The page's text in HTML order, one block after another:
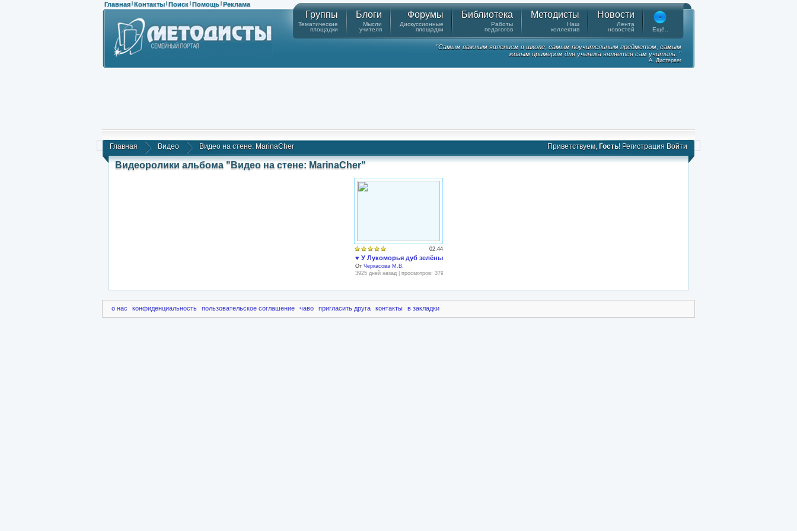
Главная | Контакты | Поиск | Помощь | Реклама
Группы
Тематические
площадки
Блоги
Мысли
учителя
Форумы
Дискуссионные
площадки
Библиотека
Работы
педагогов
Методисты
Наш
коллектив
Новости
Лента
новостей
Ещё..
"Самым важным явлением в школе, самым поучительным предметом, самым
живым примером для ученика является сам учитель. "
А. Дистервег
Главная Видео Видео на стене: MarinaCher Приветствуем, Гость! Регистрация Войти
Видеоролики альбома "Видео на стене: MarinaCher"
02:44
♥ У Лукоморья дуб зелёный мультфильм (с субтирами) - Alexander Pushkin
От Черкасова М.В.
3925 дней назад | просмотров: 3796
о нас конфиденциальность пользовательское соглашение чаво пригласить друга контакты в закладки